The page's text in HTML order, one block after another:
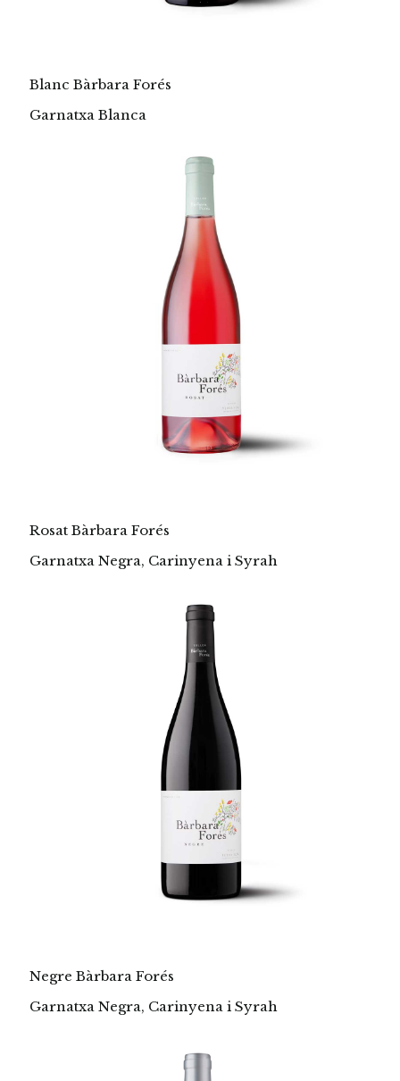
Blanc Bàrbara Forés
Garnatxa Blanca
Rosat Bàrbara Forés
Garnatxa Negra, Carinyena i Syrah
Negre Bàrbara Forés
Garnatxa Negra, Carinyena i Syrah